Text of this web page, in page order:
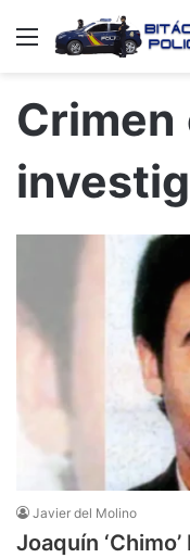
Menú
Crimen
Javier del Molino
Joaquín